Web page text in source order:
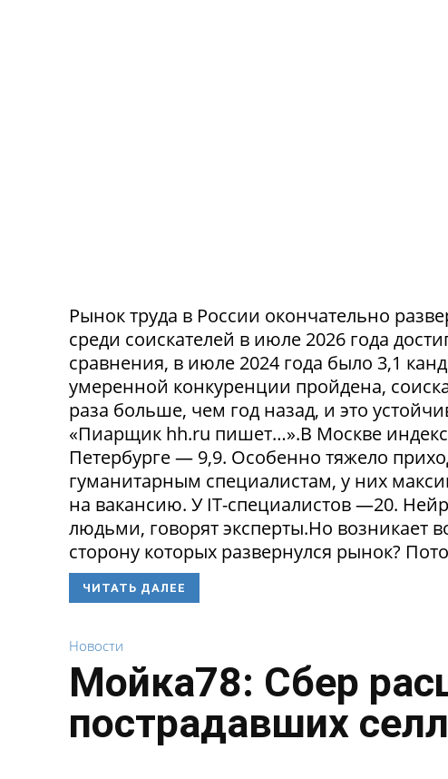
Рынок труда в России окончательно
среди соискателей в июле 2026 года
сравнения, в июле 2024 года было 3,1
умеренной конкуренции пройдена,
раза больше, чем год назад, и это
«Пиарщик hh.ru пишет…».В Москве
Петербурге — 9,9. Особенно тяжело
гуманитарным специалистам, у них
на вакансию. У IT-специалистов —20.
людьми, говорят эксперты.Но возникает
сторону которых развернулся рынок?
ЧИТАТЬ ДАЛЕЕ
Новости
Мойка78: Сбер
пострадавших